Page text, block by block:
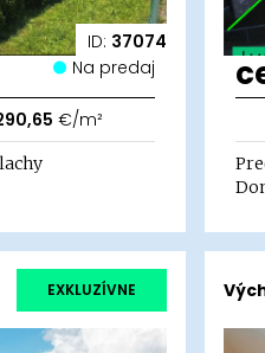
ID: 37074
Na predaj
€/m²
EXKLUZÍVNE